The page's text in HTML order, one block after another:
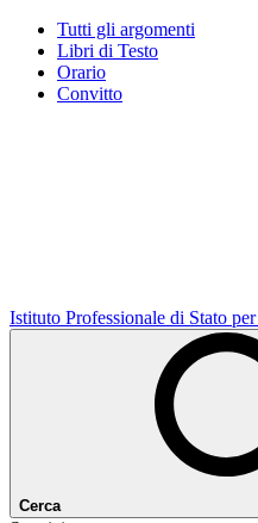
Tutti gli argomenti
Libri di Testo
Orario
Convitto
Istituto Professionale di Stato
Cerca